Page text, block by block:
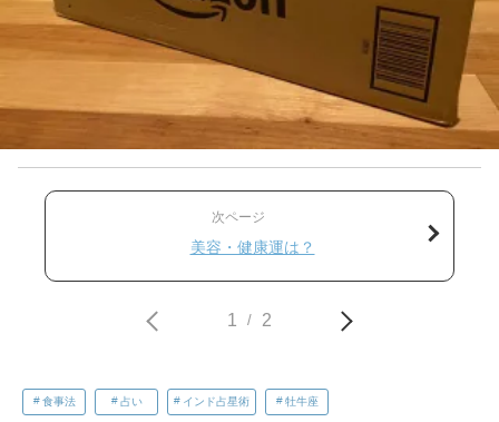
次ページ
美容・健康運は？
1 / 2
食事法 占い インド占星術 牡牛座